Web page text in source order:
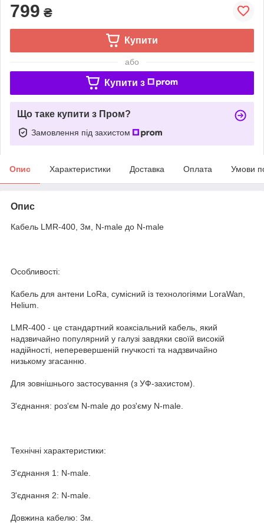
799 ₴
Купити
або
Купити з
Що таке купити з Пром?
Замовлення під захистом
Опис Характеристики Доставка Оплата Умови
Опис
Кабель LMR-400, 3м, N-male до N-male
Особливості:
Кабель для антени LoRa, сумісний із технологіями LoraWan,
Helium.
LMR-400 - це стандартний коаксіальний кабель, який
надзвичайно популярний у галузі завдяки своїй високій
надійності, неперевершеній гнучкості та надзвичайно
низькому згасанню.
Для зовнішнього застосування (з УФ-захистом).
З'єднання: роз'єм N-male до роз'єму N-male.
Технічні характеристики:
З'єднання 1: N-male.
З'єднання 2: N-male.
Довжина кабелю: 3м.